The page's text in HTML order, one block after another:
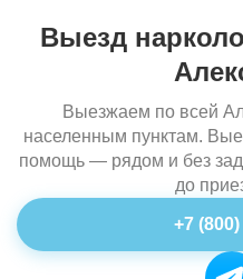
Выезд
Выезжаем по всей
населенным пунктам.
помощь — рядом и без
до
+7